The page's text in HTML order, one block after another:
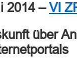
2014 –VI
über